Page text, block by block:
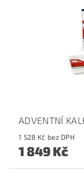
ADVENTNÍ
1 528 Kč bez DPH
1 849 Kč